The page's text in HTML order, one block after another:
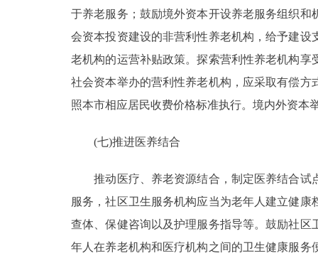
于养老服务；鼓励境外资本开设养老服务组织
会资本投资建设的非营利性养老机构，给予建
老机构的运营补贴政策。探索营利性养老机构
社会资本举办的营利性养老机构，应采取有偿
照本市相应居民收费价格标准执行。境内外资本
(七)推进医养结合
推动医疗、养老资源结合，制定医养结合试
服务，社区卫生服务机构应当为老年人建立健
查体、保健咨询以及护理服务指导等。鼓励社
年人在养老机构和医疗机构之间的卫生健康服